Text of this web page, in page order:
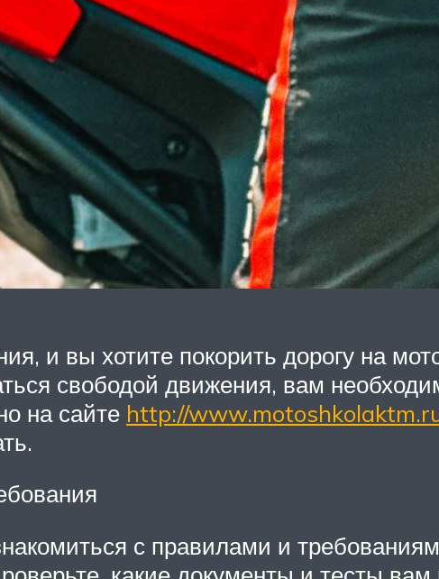
и вы хотите покорить дорогу на
свободой движения, вам
на сайте http://
с правилами и